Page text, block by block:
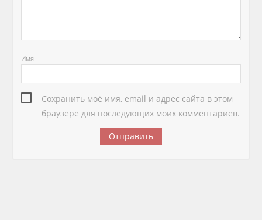
Имя
Сохранить моё имя, email и адрес сайта в этом
браузере для последующих моих комментариев.